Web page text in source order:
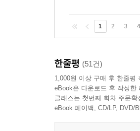
1 2 3 4
한줄평 (51건)
1,000원 이상 구매 후 한줄평
eBook은 다운로드 후 작성한
클래스는 첫번째 회차 주문
eBook 페이백, CD/LP, DVD/